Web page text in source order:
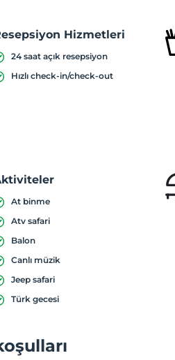
Hizmetleri
24 saat açık resepsiyon
Hızlı check-in/check-out
At binme
Atv safari
Balon
Canlı müzik
Jeep safari
Türk gecesi